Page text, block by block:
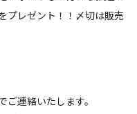
プレゼント！！〆切は販売
連絡いたします。